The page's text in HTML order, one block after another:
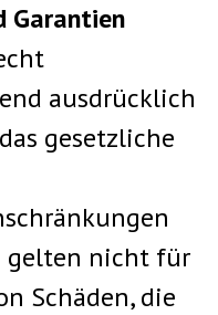
Garantien
ausdrücklich
gesetzliche
gelten nicht für
Schäden, die